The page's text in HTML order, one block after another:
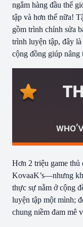
ngắm hàng đầu thế
tập và hơn thế nữa!
gồm trình chỉnh sửa
trình luyện tập, đây
cộng đồng giúp nâng
Hơn 2 triệu game thủ
KovaaK’s—nhưng
thực sự nằm ở cộng
luyện tập một mình;
chung niềm đam mê